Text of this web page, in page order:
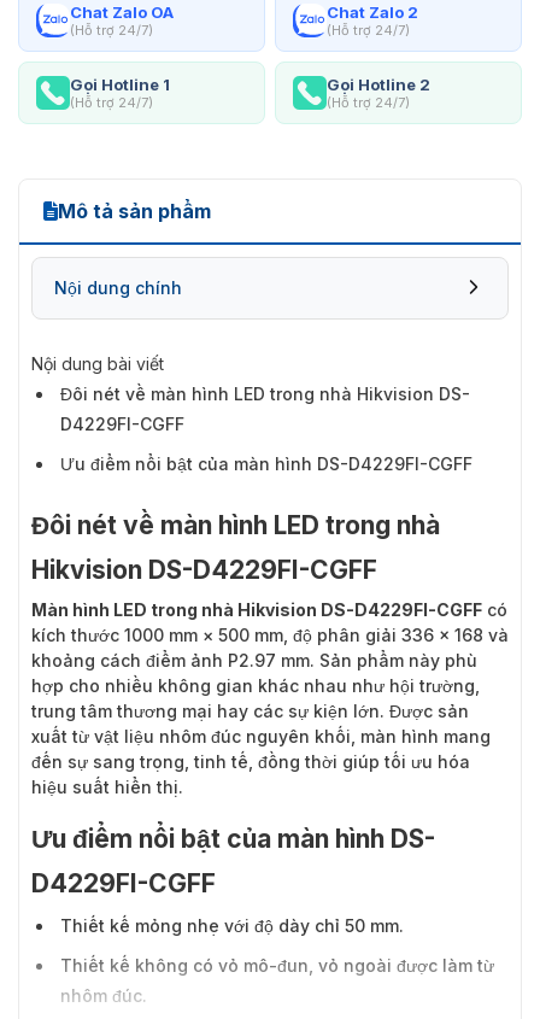
Chat Zalo OA
(Hỗ trợ 24/7)
Chat Zalo 2
(Hỗ trợ 24/7)
Gọi Hotline 1
(Hỗ trợ 24/7)
Gọi Hotline 2
(Hỗ trợ 24/7)
Mô tả sản phẩm
Nội dung chính
Nội dung bài viết
Đôi nét về màn hình LED trong nhà Hikvision DS-
D4229FI-CGFF
Ưu điểm nổi bật của màn hình DS-D4229FI-CGFF
Đôi nét về màn hình LED trong nhà
Hikvision DS-D4229FI-CGFF
Màn hình LED trong nhà Hikvision DS-D4229FI-CGFF có
kích thước 1000 mm × 500 mm, độ phân giải 336 × 168 và
khoảng cách điểm ảnh P2.97 mm. Sản phẩm này phù
hợp cho nhiều không gian khác nhau như hội trường,
trung tâm thương mại hay các sự kiện lớn. Được sản
xuất từ vật liệu nhôm đúc nguyên khối, màn hình mang
đến sự sang trọng, tinh tế, đồng thời giúp tối ưu hóa
hiệu suất hiển thị.
Ưu điểm nổi bật của màn hình DS-
D4229FI-CGFF
Thiết kế mỏng nhẹ với độ dày chỉ 50 mm.
Thiết kế không có vỏ mô-đun, vỏ ngoài được làm từ
nhôm đúc.